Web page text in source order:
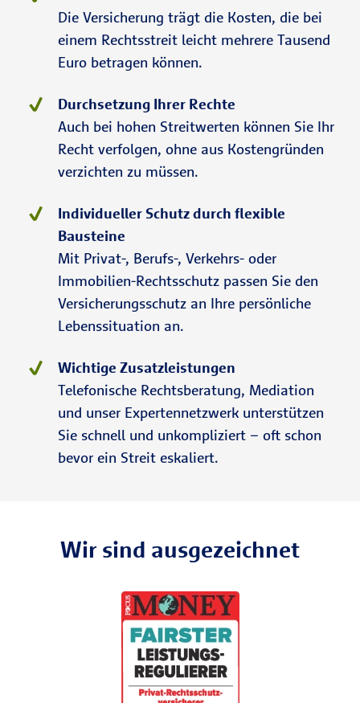
Die Versicherung trägt die Kosten, die bei
einem Rechtsstreit leicht mehrere Tausend
Euro betragen können.
Durchsetzung Ihrer Rechte
Auch bei hohen Streitwerten können Sie Ihr
Recht verfolgen, ohne aus Kostengründen
verzichten zu müssen.
Individueller Schutz durch flexible
Bausteine
Mit Privat-, Berufs-, Verkehrs- oder
Immobilien-Rechtsschutz passen Sie den
Versicherungsschutz an Ihre persönliche
Lebenssituation an.
Wichtige Zusatzleistungen
Telefonische Rechtsberatung, Mediation
und unser Expertennetzwerk unterstützen
Sie schnell und unkompliziert – oft schon
bevor ein Streit eskaliert.
Wir sind ausgezeichnet